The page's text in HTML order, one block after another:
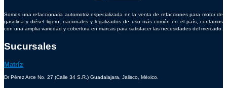
Somos una refaccionaria automotriz especializada en la venta de refacciones para motor de
gasolina y diésel ligero, nacionales y legalizados de uso más común en el país, contamos
con una amplia variedad y cobertura en marcas para satisfacer las necesidades del mercado.
Sucursales
Matríz
Dr Pérez Arce No. 27 (Calle 34 S.R.) Guadalajara, Jalisco, México.